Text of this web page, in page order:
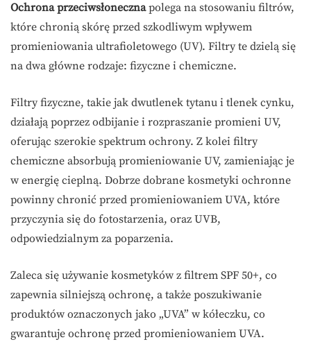
Ochrona przeciwsłonecznapolega na stosowaniu filtrów,
które chronią skórę przed szkodliwym wpływem
promieniowania ultrafioletowego (UV). Filtry te dzielą się
na dwa główne rodzaje: fizyczne i chemiczne.
Filtry fizyczne, takie jak dwutlenek tytanu i tlenek cynku,
działają poprzez odbijanie i rozpraszanie promieni UV,
oferując szerokie spektrum ochrony. Z kolei filtry
chemiczne absorbują promieniowanie UV, zamieniając je
w energię cieplną. Dobrze dobrane kosmetyki ochronne
powinny chronić przed promieniowaniem UVA, które
przyczynia się do fotostarzenia, oraz UVB,
odpowiedzialnym za poparzenia.
Zaleca się używanie kosmetyków z filtrem SPF 50+, co
zapewnia silniejszą ochronę, a także poszukiwanie
produktów oznaczonych jako „UVA” w kółeczku, co
gwarantuje ochronę przed promieniowaniem UVA.